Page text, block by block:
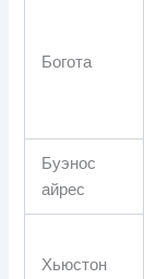
Богота
Буэнос
айрес
Хьюстон